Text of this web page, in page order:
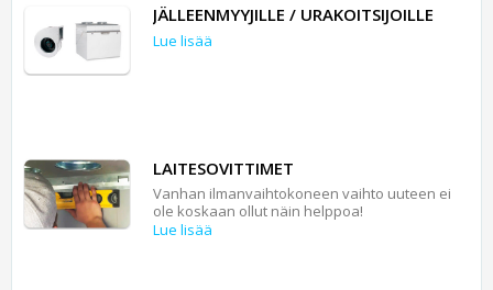
JÄLLEENMYYJILLE / URAKOITSIJOILLE
Lue lisää
LAITESOVITTIMET
Vanhan ilmanvaihtokoneen vaihto uuteen ei
ole koskaan ollut näin helppoa!
Lue lisää